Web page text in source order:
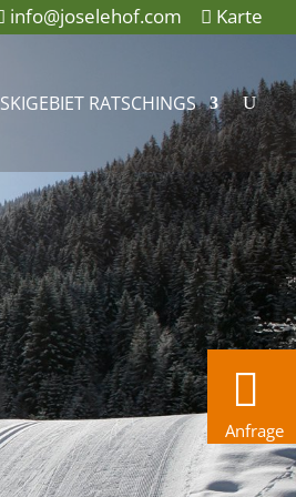
Anfrage
info@joselehof.com Karte
SKIGEBIET RATSCHINGS